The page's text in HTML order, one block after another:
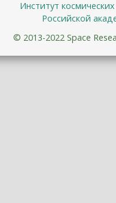
Институт
Российской
© 2013-2022 Space